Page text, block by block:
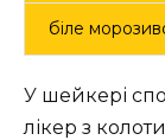
біле
У шейкері
лікер з